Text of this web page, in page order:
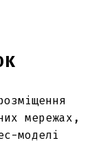
мережах ,
моделі